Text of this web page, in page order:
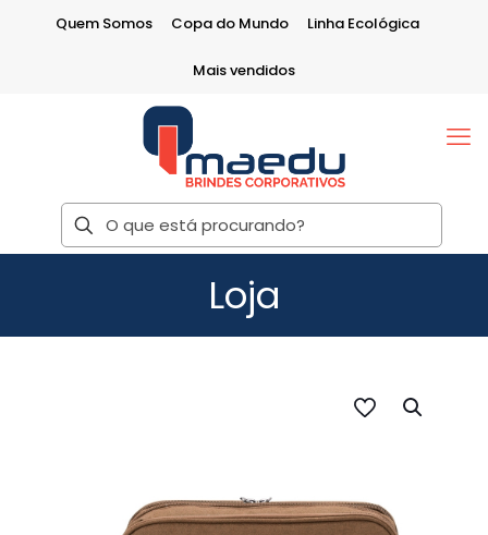
Quem Somos Copa do Mundo Linha Ecológica
Mais vendidos
Loja